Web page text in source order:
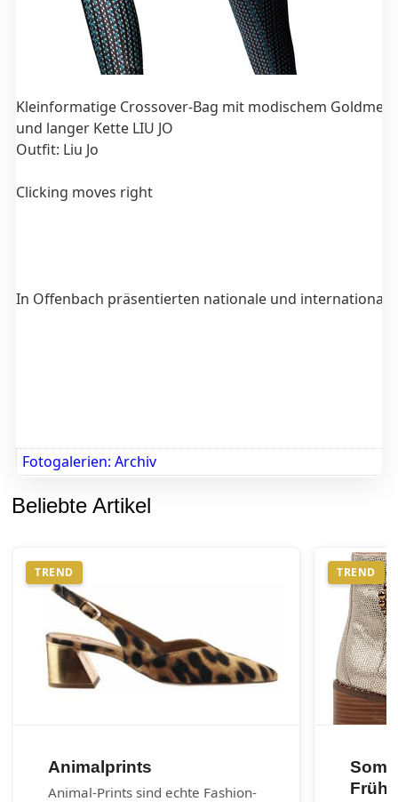
Kleinformatige Crossover-Bag mit modischem
und langer Kette LIU JO
Outfit: Liu Jo
Clicking moves right
In Offenbach präsentierten nationale und
Fotogalerien: Archiv
Beliebte Artikel
TREND
Animalprints
Animal-Prints sind echte Fashion-
TREND